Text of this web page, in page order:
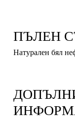
ПЪЛЕН
Натурален бял